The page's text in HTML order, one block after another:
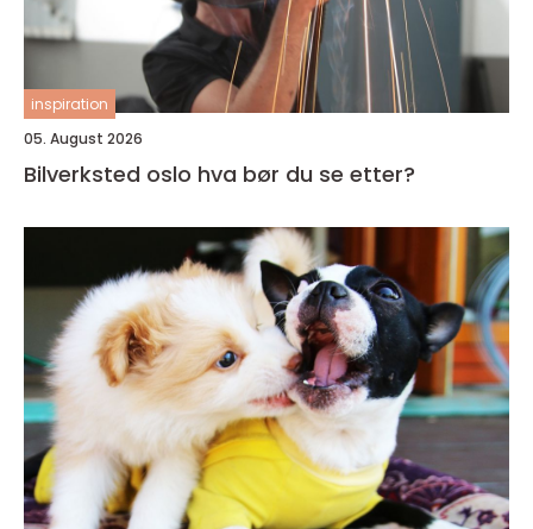
inspiration
05. August 2026
Bilverksted oslo hva bør du se etter?